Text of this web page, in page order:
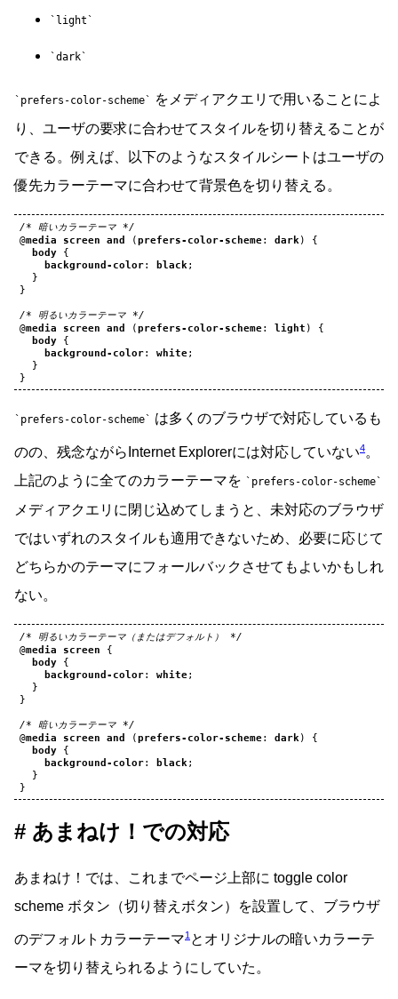
light
dark
prefers-color-scheme
をメディアクエリで用いることによ
り、ユーザの要求に合わせてスタイルを切り替えることが
できる。例えば、以下のようなスタイルシートはユーザの
優先カラーテーマに合わせて背景色を切り替える。
/* 暗いカラーテーマ */
@media screen and (prefers-color-scheme: dark )
{
body
{
background-color: black ;
}
}
/* 明るいカラーテーマ */
@media screen and (prefers-color-scheme: light )
{
body
{
background-color: white;
}
}
prefers-color-scheme は多くのブラウザで対応しているも
のの、残念ながらInternet Explorerには対応していない4。
上記のように全てのカラーテーマを
prefers-color-scheme
メディアクエリに閉じ込めてしまうと、未対応のブラウザ
ではいずれのスタイルも適用できないため、必要に応じて
どちらかのテーマにフォールバックさせてもよいかもしれ
ない。
/* 明るいカラーテーマ（またはデフォルト） */
@media screen
{
body
{
background-color: white;
}
}
/* 暗いカラーテーマ */
@media screen and (prefers-color-scheme: dark )
{
body
{
background-color: black ;
}
}
あまねけ！での対応
あまねけ！では、これまでページ上部に toggle color
scheme ボタン（切り替えボタン）を設置して、ブラウザ
のデフォルトカラーテーマ1 とオリジナルの暗いカラーテ
ーマを切り替えられるようにしていた。